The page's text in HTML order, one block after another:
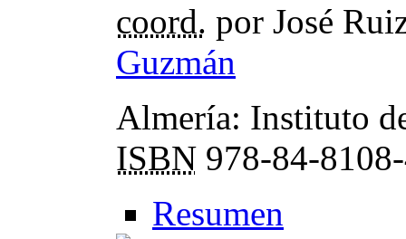
coord. por José
Guzmán
Almería: Instituto
ISBN 978-84-
Resumen